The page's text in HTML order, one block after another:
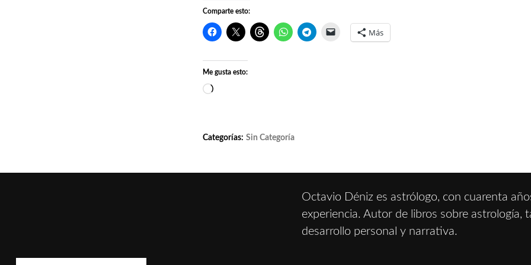
Comparte esto:
Más
Me gusta esto:
Cargando...
Categorías: Sin Categoría
Octavio Déniz es astrólogo, con cuarenta
experiencia. Autor de libros sobre astrología,
desarrollo personal y narrativa.